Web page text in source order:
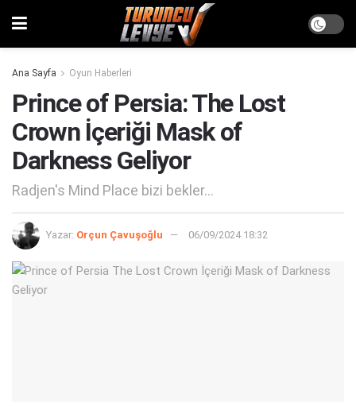
Ana Sayfa Oyun Haberleri
Prince of Persia: The Lost
Crown İçeriği Mask of
Darkness Geliyor
Radjen's Mind Place bizi bekler...
Yazar: Orçun Çavuşoğlu 06/09/2024 18:32